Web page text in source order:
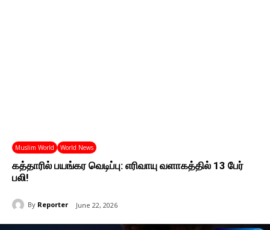
Muslim World World News
கத்தாரில் பயங்கர வெடிப்பு: எரிவாயு வளாகத்தில் 13 பேர்
பலி!
By Reporter June 22, 2026